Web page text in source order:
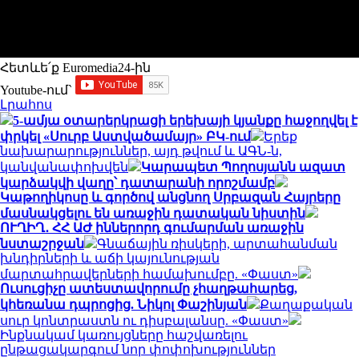
Հետևե՛ք Euromedia24-ին
Youtube-ում`
Լրահոս
5-ամյա օտարերկրացի երեխայի կյանքը հաջողվել է
փրկել «Սուրբ Աստվածամայր» ԲԿ-ում
Երեք
նախարարություններ, այդ թվում և ԱԳՆ-ն,
կանվանափոխվեն
Կարապետ Պողոսյանն ազատ
կարձակվի վաղը՝ դատարանի որոշմամբ
Կաթողիկոսը և գործով անցնող Սրբազան Հայրերը
մասնակցելու են առաջին դատական նիստին
ՈՒՂԻՂ․ ՀՀ ԱԺ իններորդ գումարման առաջին
նստաշրջան
Գնաճային ռիսկերի, արտահանման
խնդիրների և աճի կայունության
մարտահրավերների համախումբը. «Փաստ»
Ուսուցիչը ատեստավորումը չհաղթահարեց,
կհեռանա դպրոցից. Նիկոլ Փաշինյան
Քաղաքական
սուր կոնտրաստն ու դիսբալանսը. «Փաստ»
Ինքնակամ կառույցները հաշվառելու
ընթացակարգում նոր փոփոխություններ